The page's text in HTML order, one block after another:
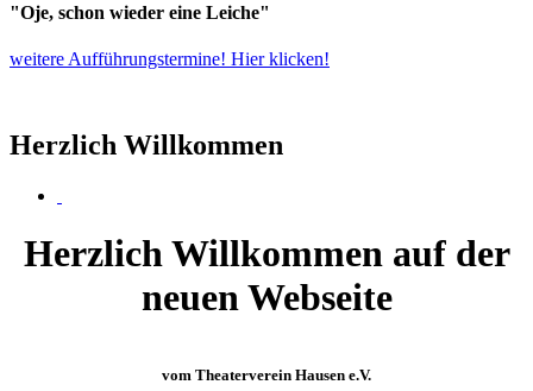
"Oje, schon wieder eine Leiche"
weitere Aufführungstermine! Hier klicken!
Herzlich Willkommen
Herzlich Willkommen auf der
neuen Webseite
vom Theaterverein Hausen e.V.